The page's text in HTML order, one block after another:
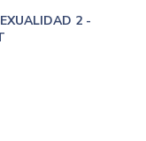
2 -